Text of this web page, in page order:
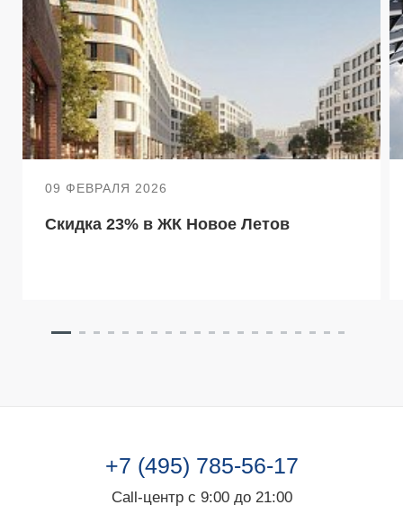
09 ФЕВРАЛЯ 2026
Скидка 23% в ЖК Новое Летов
+7 (495) 785-56-17
Call-центр с 9:00 до 21:00